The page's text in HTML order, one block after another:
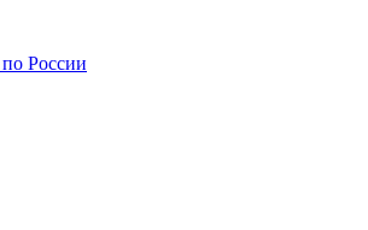
России